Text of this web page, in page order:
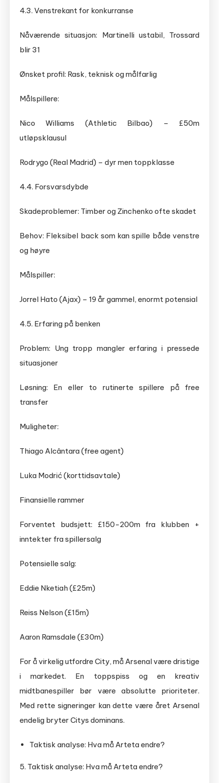
4.3. Venstrekant for konkurranse
Nåværende situasjon: Martinelli ustabil, Trossard
blir 31
Ønsket profil: Rask, teknisk og målfarlig
Målspillere:
Nico Williams (Athletic Bilbao) – £50m
utløpsklausul
Rodrygo (Real Madrid) – dyr men toppklasse
4.4. Forsvarsdybde
Skadeproblemer: Timber og Zinchenko ofte skadet
Behov: Fleksibel back som kan spille både venstre
og høyre
Målspiller:
Jorrel Hato (Ajax) – 19 år gammel, enormt potensial
4.5. Erfaring på benken
Problem: Ung tropp mangler erfaring i pressede
situasjoner
Løsning: En eller to rutinerte spillere på free
transfer
Muligheter:
Thiago Alcântara (free agent)
Luka Modrić (korttidsavtale)
Finansielle rammer
Forventet budsjett: £150-200m fra klubben +
inntekter fra spillersalg
Potensielle salg:
Eddie Nketiah (£25m)
Reiss Nelson (£15m)
Aaron Ramsdale (£30m)
For å virkelig utfordre City, må Arsenal være dristige
i markedet. En toppspiss og en kreativ
midtbanespiller bør være absolutte prioriteter.
Med rette signeringer kan dette være året Arsenal
endelig bryter Citys dominans.
Taktisk analyse: Hva må Arteta endre?
5. Taktisk analyse: Hva må Arteta endre?